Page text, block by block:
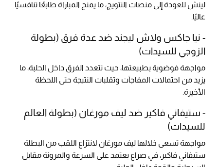
لينش للعودة إلى منصات التتويج، ما يمنح المباراة طابعًا تنافسيًا
عاليًا.
- نيا جاكس ولاش ليجند ضد عدة فرق (بطولة
الزوجي للسيدات)
مواجهة فوضوية بطبيعتها، حيث تتعدد الفرق داخل الحلبة، ما
يزيد من احتمالات المفاجآت وتقلبات النتيجة حتى اللحظة
الأخيرة.
- ستيفاني فاكير ضد ليف مورغان (بطولة العالم
للسيدات)
مواجهة تسعى خلالها ليف مورغان لانتزاع اللقب من البطلة
ستيفاني فاكير، في صراع يعتمد على السرعة والمرونة مقابل